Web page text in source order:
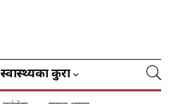
स्वास्थ्यका कुरा